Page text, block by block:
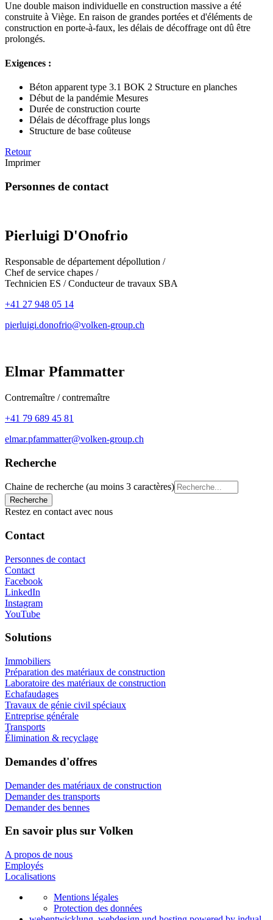
Une double maison individuelle en construction massive a été
construite à Viège. En raison de grandes portées et d'éléments de
construction en porte-à-faux, les délais de décoffrage ont dû être
prolongés.
Exigences :
Béton apparent type 3.1 BOK 2 Structure en planches
Début de la pandémie Mesures
Durée de construction courte
Délais de décoffrage plus longs
Structure de base coûteuse
Retour
Imprimer
Personnes de contact
Pierluigi D'Onofrio
Responsable de département dépollution /
Chef de service chapes /
Technicien ES / Conducteur de travaux SBA
+41 27 948 05 14
pierluigi.donofrio@volken-group.ch
Elmar Pfammatter
Contremaître / contremaître
+41 79 689 45 81
elmar.pfammatter@volken-group.ch
Recherche
Chaine de recherche (au moins 3 caractères)
Restez en contact avec nous
Contact
Personnes de contact
Contact
Facebook
LinkedIn
Instagram
YouTube
Solutions
Immobiliers
Préparation des matériaux de construction
Laboratoire des matériaux de construction
Echafaudages
Travaux de génie civil spéciaux
Entreprise générale
Transports
Élimination & recyclage
Demandes d'offres
Demander des matériaux de construction
Demander des transports
Demander des bennes
En savoir plus sur Volken
A propos de nous
Employés
Localisations
Mentions légales
Protection des données